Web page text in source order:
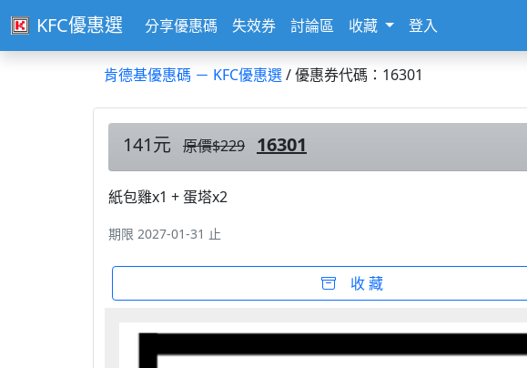
KFC優惠選 分享優惠碼 失效券 討論區 收藏 登入
肯德基優惠碼 － KFC優惠選/ 優惠券代碼：16301
141元 原價$229 16301
紙包雞x1 + 蛋塔x2
期限 2027-01-31 止
收 藏